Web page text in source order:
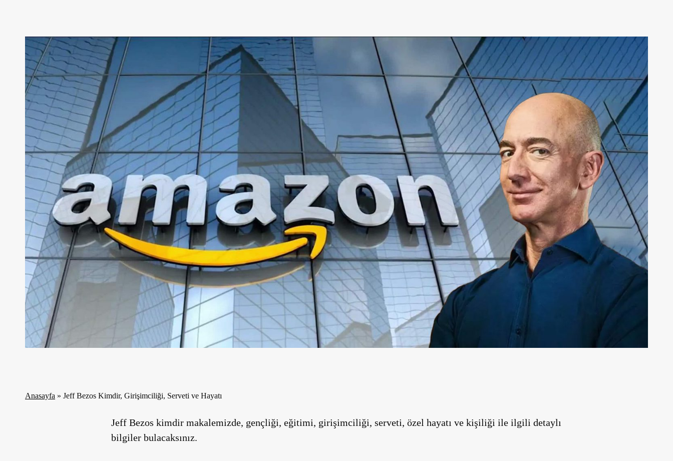
Anasayfa » Jeff Bezos Kimdir, Girişimciliği, Serveti ve Hayatı
Jeff Bezos kimdir makalemizde, gençliği, eğitimi, girişimciliği, serveti, özel hayatı ve kişiliği ile ilgili detaylı
bilgiler bulacaksınız.